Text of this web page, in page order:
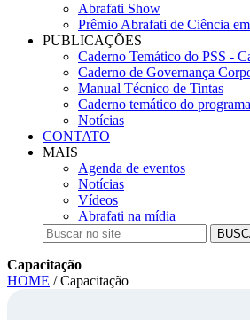
Abrafati Show
Prêmio Abrafati de Ciência
PUBLICAÇÕES
Caderno Temático do PSS -
Caderno de Governança
Manual Técnico de Tintas
Caderno temático do
Notícias
CONTATO
MAIS
Agenda de eventos
Notícias
Vídeos
Abrafati na mídia
Capacitação
HOME / Capacitação